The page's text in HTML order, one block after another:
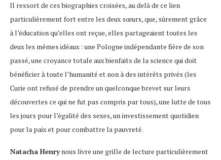
Il ressort de ces biographies croisées, au delà de ce lien
particulièrement fort entre les deux sœurs, que, sûrement grâce
à l’éducation qu’elles ont reçue, elles partageaient toutes les
deux les mêmes idéaux : une Pologne indépendante fière de son
passé, une croyance totale aux bienfaits de la science qui doit
bénéficier à toute l’humanité et non à des intérêts privés (les
Curie ont refusé de prendre un quelconque brevet sur leurs
découvertes ce qui ne fut pas compris par tous), une lutte de tous
les jours pour l’égalité des sexes, un investissement quotidien
pour la paix et pour combattre la pauvreté.
Natacha Henrynous livre une grille de lecture particulièrement